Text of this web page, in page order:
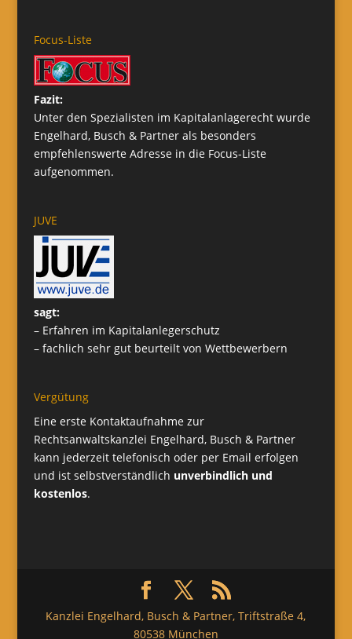
Focus-Liste
Fazit:
Unter den Spezialisten im Kapitalanlagerecht wurde
Engelhard, Busch & Partner als besonders
empfehlenswerte Adresse in die Focus-Liste
aufgenommen.
JUVE
sagt:
– Erfahren im Kapitalanlegerschutz
– fachlich sehr gut beurteilt von Wettbewerbern
Vergütung
Eine erste Kontaktaufnahme zur
Rechtsanwaltskanzlei Engelhard, Busch & Partner
kann jederzeit telefonisch oder per Email erfolgen
und ist selbstverständlich unverbindlich und
kostenlos.
Kanzlei Engelhard, Busch & Partner, Triftstraße 4,
80538 München